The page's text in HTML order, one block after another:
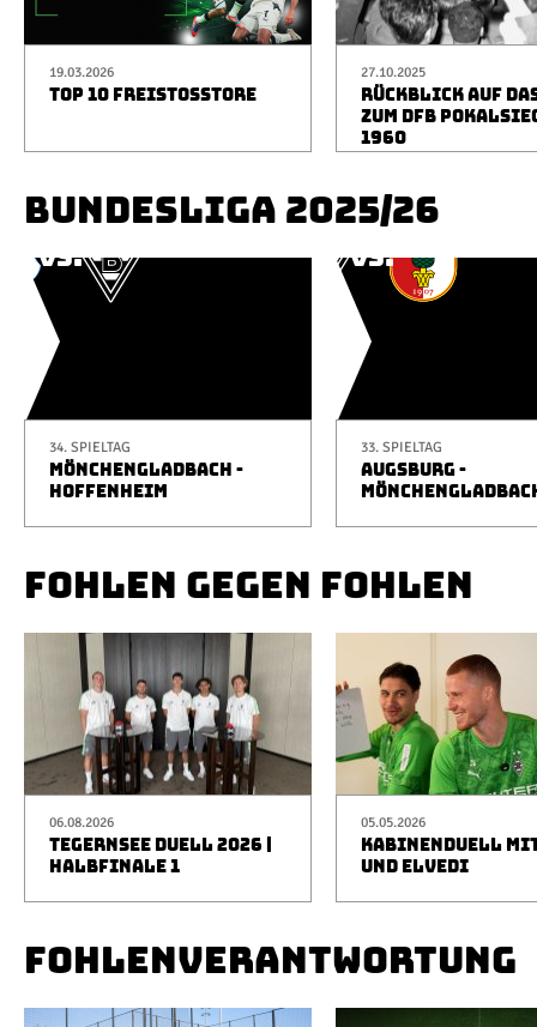
19.03.2026
TOP 10 FREISTOSSTORE
27.10.2025
RÜCKBLICK AUF
ZUM DFB
1960
BUNDESLIGA 2025/26
34. SPIELTAG
MÖNCHENGLADBACH -
HOFFENHEIM
33. SPIELTAG
AUGSBURG -
FOHLEN GEGEN FOHLEN
06.08.2026
TEGERNSEE DUELL 2026 |
HALBFINALE 1
05.05.2026
KABINENDUELL
UND ELVEDI
FOHLENVERANTWORTUNG